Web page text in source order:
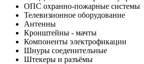
ОПС охранно-пожарные системы
Телевизионное оборудование
Антенны
Кронштейны - мачты
Компоненты электрофикации
Шнуры соеденительные
Штекеры и разъёмы